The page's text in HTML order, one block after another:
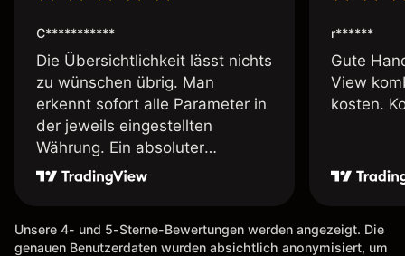
C***********
Die Übersichtlichkeit lässt nichts
zu wünschen übrig. Man
erkennt sofort alle Parameter in
der jeweils eingestellten
Währung. Ein absoluter
Pluspunkt an dieser Stelle.
r******
Gute
View
kosten.
Unsere 4- und 5-Sterne-Bewertungen werden angezeigt. Die
genauen Benutzerdaten wurden absichtlich anonymisiert, um